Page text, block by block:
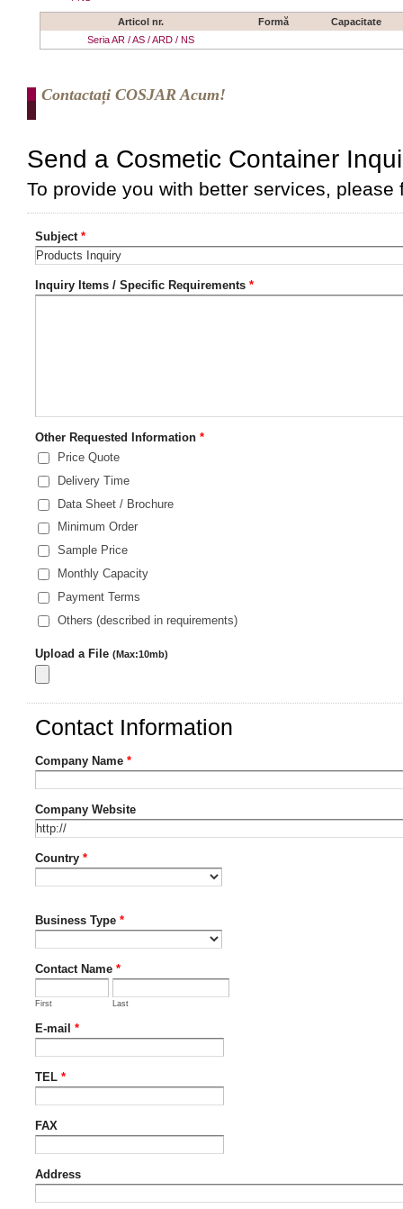
Articol nr. Formă
Capacitate
Seria AR / AS / ARD / NS
Contactați COSJAR Acum!